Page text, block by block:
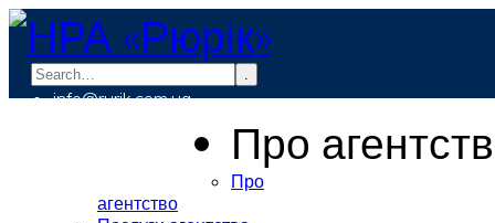
.
info@rurik.com.ua
Про
Про
агентство